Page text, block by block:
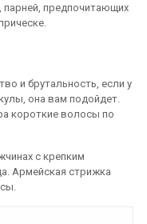
предпочитающих
и брутальность, если у
она вам подойдет.
короткие волосы по
с крепким
Армейская стрижка